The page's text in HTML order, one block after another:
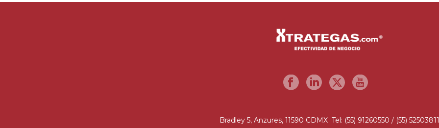
Bradley 5, Anzures, 11590 CDMX Tel: (55) 91260550 / (55) 52503811